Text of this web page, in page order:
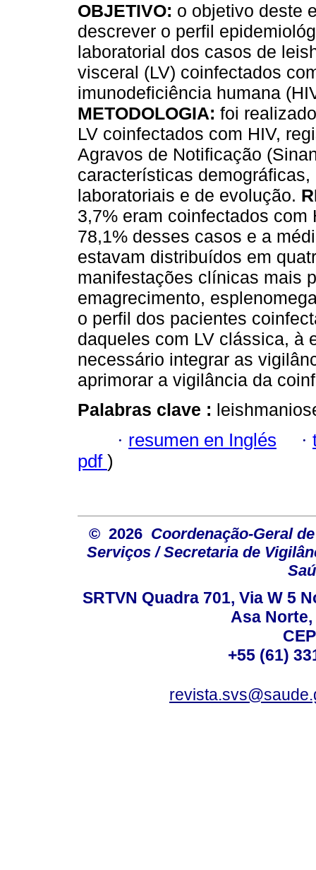
OBJETIVO: o objetivo deste
descrever o perfil
laboratorial dos casos de
visceral (LV) coinfectados
imunodeficiência humana
METODOLOGIA: foi
LV coinfectados com HIV,
Agravos de Notificação
características
laboratoriais e de evolução.
3,7% eram coinfectados
78,1% desses casos e a
estavam distribuídos em
manifestações clínicas mais
emagrecimento,
o perfil dos pacientes
daqueles com LV clássica, à
necessário integrar as
aprimorar a vigilância da
Palabras clave :
· resumen en Inglés ·
pdf )
© 2026 Coordenação-Geral
Serviços / Secretaria de
SRTVN Quadra 701, Via W 5
Asa
+55 (61)